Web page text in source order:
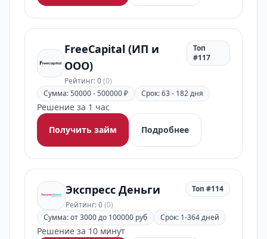
FreeCapital (ИП и
ООО)
Рейтинг: 0(0)
Топ
#117
Сумма: 50000 - 500000 ₽ Срок: 63 - 182 дня
Решение за 1 час
Получить займ
Подробнее
Экспресс Деньги
Рейтинг: 0(0)
Топ #114
Сумма: от 3000 до 100000 руб Срок: 1-364 дней
Решение за 10 минут